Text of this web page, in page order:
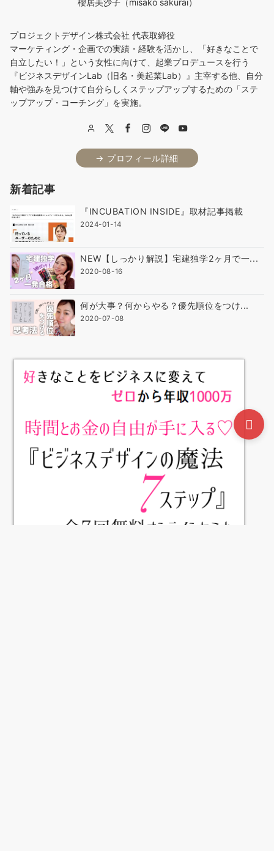
櫻居美沙子（misako sakurai）
プロジェクトデザイン株式会社 代表取締役
マーケティング・企画での実績・経験を活かし、「好きなことで
自立したい！」という女性に向けて、起業プロデュースを行う
『ビジネスデザインLab（旧名・美起業Lab）』主宰する他、自分
軸や強みを見つけて自分らしくステップアップするための「ステ
ップアップ・コーチング」を実施。
→ プロフィール詳細
新着記事
『INCUBATION INSIDE』取材記事掲載
2024-01-14
NEW【しっかり解説】宅建独学2ヶ月で一...
2020-08-16
何が大事？何からやる？優先順位をつけ...
2020-07-08